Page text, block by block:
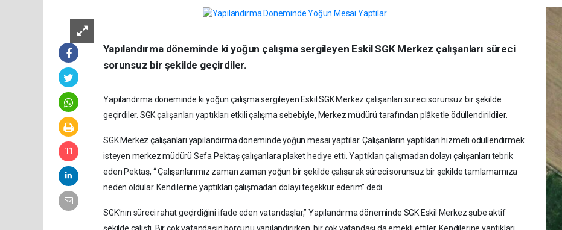
Yapılandırma döneminde ki yoğun çalışma sergileyen Eskil SGK Merkez çalışanları süreci
sorunsuz bir şekilde geçirdiler.
Yapılandırma döneminde ki yoğun çalışma sergileyen Eskil SGK Merkez çalışanları süreci sorunsuz bir şekilde
geçirdiler. SGK çalışanları yaptıkları etkili çalışma sebebiyle, Merkez müdürü tarafından plâketle ödüllendirildiler.
SGK Merkez çalışanları yapılandırma döneminde yoğun mesai yaptılar. Çalışanların yaptıkları hizmeti ödüllendirmek
isteyen merkez müdürü Sefa Pektaş çalışanlara plaket hediye etti. Yaptıkları çalışmadan dolayı çalışanları tebrik
eden Pektaş, “ Çalışanlarımız zaman zaman yoğun bir şekilde çalışarak süreci sorunsuz bir şekilde tamlamamıza
neden oldular. Kendilerine yaptıkları çalışmadan dolayı teşekkür ederim” dedi.
SGK’nın süreci rahat geçirdiğini ifade eden vatandaşlar,” Yapılandırma döneminde SGK Eskil Merkez şube aktif
şekilde çalıştı. Bir çok vatandaşın borcunu yapılandırırken, bir çok vatandaşı da emekli ettiler. Kendilerine yaptıkları